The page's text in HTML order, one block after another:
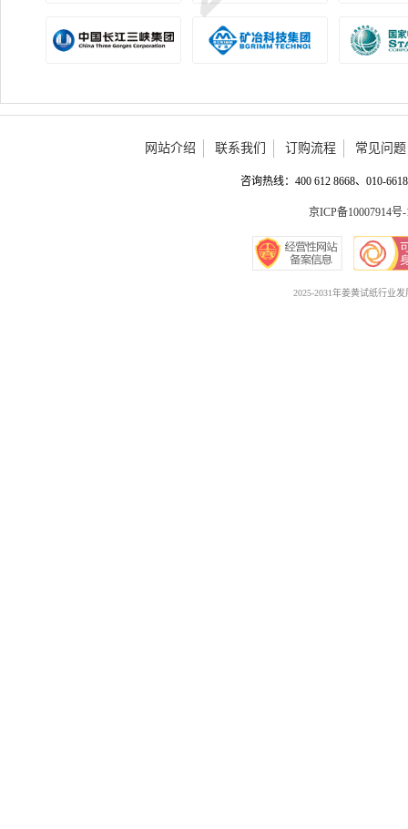
网站介绍 联系我们 订购流程 常见问题
咨询热线：400 612 8668、010-
京ICP备10007914号-
2025-2031年姜黄试纸行业